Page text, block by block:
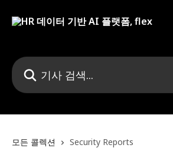
기사 검색...
모든 콜렉션 Security Reports